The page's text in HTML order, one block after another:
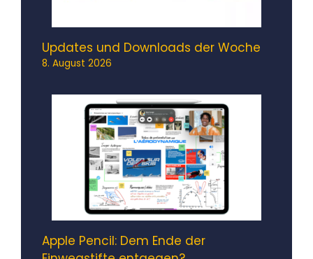
Updates und Downloads der Woche
8. August 2026
Apple Pencil: Dem Ende der